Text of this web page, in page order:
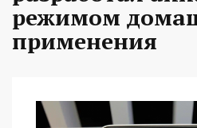
режимом
применения